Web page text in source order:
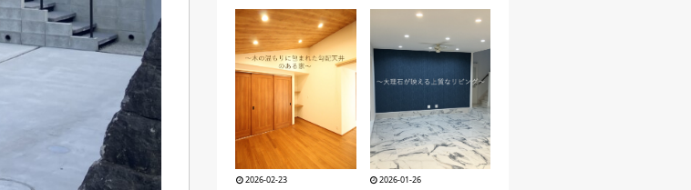
2026-02-23 2026-01-26